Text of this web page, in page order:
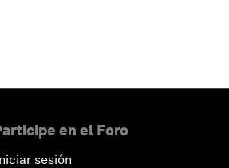
en el Foro
sesión